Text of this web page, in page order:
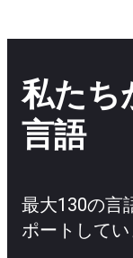
私たち
言語
最大130の言
ポートして